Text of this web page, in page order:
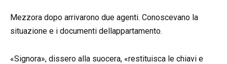
Mezzora dopo arrivarono due agenti. Conoscevano la
situazione e i documenti dellappartamento.
«Signora», dissero alla suocera, «restituisca le chiavi e